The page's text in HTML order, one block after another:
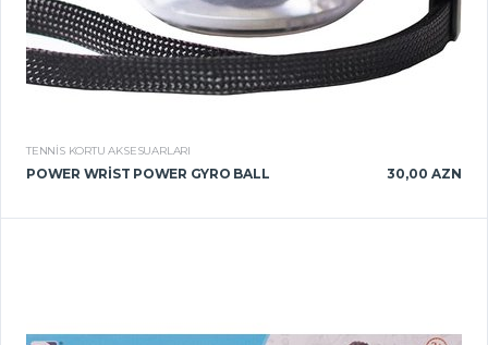
TENNIS KORTU AKSESUARLARI
POWER WRIST POWER GYRO BALL 30,00 AZN